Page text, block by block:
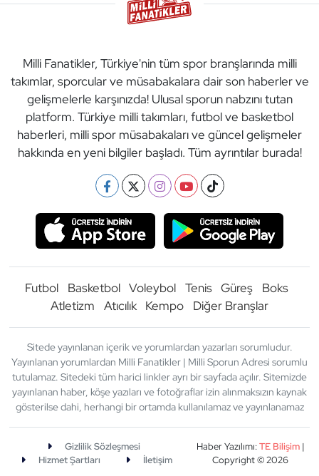
Milli Fanatikler, Türkiye'nin tüm spor branşlarında milli
takımlar, sporcular ve müsabakalara dair son haberler ve
gelişmelerle karşınızda! Ulusal sporun nabzını tutan
platform. Türkiye milli takımları, futbol ve basketbol
haberleri, milli spor müsabakaları ve güncel gelişmeler
hakkında en yeni bilgiler başladı. Tüm ayrıntılar burada!
Futbol Basketbol Voleybol Tenis Güreş
Boks
Atletizm
Atıcılık Kempo Diğer Branşlar
Sitede yayınlanan içerik ve yorumlardan yazarları sorumludur.
Yayınlanan yorumlardan Milli Fanatikler | Milli Sporun Adresi sorumlu
tutulamaz. Sitedeki tüm harici linkler ayrı bir sayfada açılır. Sitemizde
yayınlanan haber, köşe yazıları ve fotoğraflar izin alınmaksızın kaynak
gösterilse dahi, herhangi bir ortamda kullanılamaz ve yayınlanamaz
Gizlilik Sözleşmesi
Hizmet Şartları
İletişim
Haber Yazılımı:TE Bilişim|
Copyright © 2026